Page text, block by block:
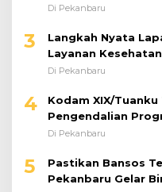
Di Pekanbaru
3
Langkah Nyata
Layanan
Di Pekanbaru
4
Kodam XIX/
Pengendalian
Pastikan Kinerja
Di Pekanbaru
5
Pastikan Bansos
Pekanbaru Gelar